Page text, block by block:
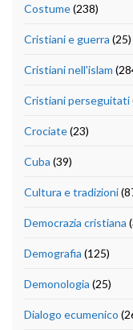
Costume(238)
Cristiani e guerra (25)
Cristiani nell'islam
Cristiani perseguitati
Crociate(23)
Cuba (39)
Cultura e tradizioni
Democrazia cristiana
Demografia (125)
Demonologia (25)
Dialogo ecumenico